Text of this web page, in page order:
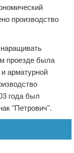
производство
проезде была
арматурной
года был
"Петрович".